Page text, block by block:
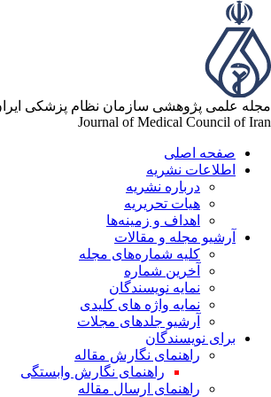
علمی پژوهشی سازمان نظام پزشکی ایران
Journal of Medical Council of
صفحه اصلی
اطلاعات نشریه
درباره نشریه
هیات تحریریه
اهداف و زمینه‌ها
آرشیو مجله و مقالات
کلیه شماره‌های مجله
آخرین شماره
نمایه نویسندگان
نمایه واژه های کلیدی
آرشیو جلدهای مجلات
برای نویسندگان
راهنمای نگارش مقاله
راهنمای نگارش وابستگی
راهنمای ارسال مقاله